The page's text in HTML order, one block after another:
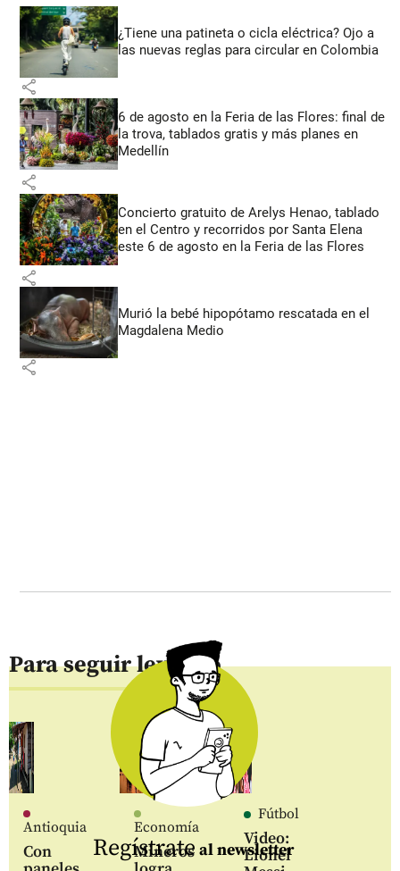
¿Tiene una patineta o cicla eléctrica? Ojo a
las nuevas reglas para circular en Colombia
share
6 de agosto en la Feria de las Flores: final de
la trova, tablados gratis y más planes en
Medellín
share
Concierto gratuito de Arelys Henao, tablado
en el Centro y recorridos por Santa Elena
este 6 de agosto en la Feria de las Flores
share
Murió la bebé hipopótamo rescatada en el
Magdalena Medio
share
Para seguir leyendo
Antioquia
Con
Economía
Mineros
Fútbol
Video:
Lionel
Regístrate al newsletter